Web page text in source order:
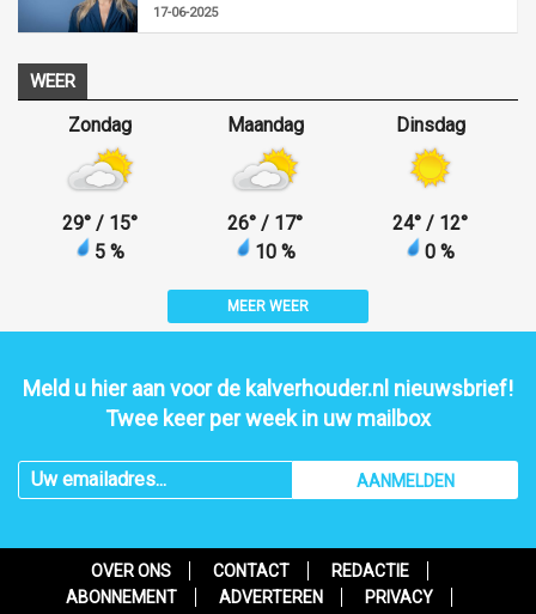
17-06-2025
WEER
Zondag
29° / 15°
5 %
Maandag
26° / 17°
10 %
Dinsdag
24° / 12°
0 %
MEER WEER
Meld u hier aan voor de kalverhouder.nl nieuwsbrief!
Twee keer per week in uw mailbox
AANMELDEN
OVER ONS CONTACT
REDACTIE
ABONNEMENT
ADVERTEREN
PRIVACY